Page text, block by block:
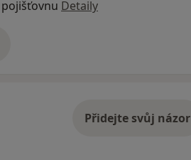
Detaily
Přidejte svůj názor